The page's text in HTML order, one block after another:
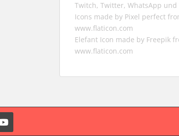
Twitch, Twitter, WhatsApp und
Icons made by Pixel perfect
www.flaticon.com
Elefant Icon made by Freepik
www.flaticon.com